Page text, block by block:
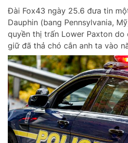
Đài Fox43 ngày 25.6 đưa tin
Dauphin (bang Pennsylvania,
quyền thị trấn Lower Paxton do
giữ đã thả chó cắn anh ta vào